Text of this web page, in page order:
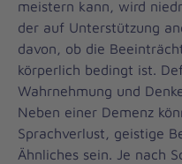
meistern kann, wird
der auf Unterstützung
davon, ob die
körperlich bedingt ist.
Wahrnehmung und
Neben einer Demenz
Sprachverlust, geistige
Ähnliches sein. Je nach